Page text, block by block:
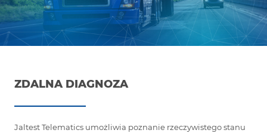
ZDALNA DIAGNOZA
Jaltest Telematics umożliwia poznanie rzeczywistego stanu